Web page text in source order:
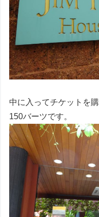
中に入ってチケットを購
150バーツです。